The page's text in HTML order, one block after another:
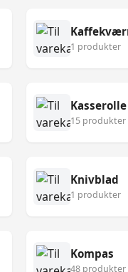
1 produkter
Kasserolle
15 produkter
Knivblad
1 produkter
Kompas
48 produkter